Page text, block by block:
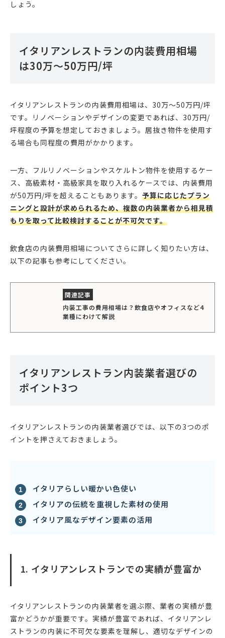
しょう。
イタリアンレストランの内装費用相場
は30万～50万円/坪
イタリアンレストランの内装費用相場は、30万～50万円/坪
です。リノベーションやデザインの変更であれば、30万円/
坪程度の予算を想定しておきましょう。居抜き物件を使用す
る場合も同程度の費用がかかります。
一方、フルリノベーションやスケルトン物件を使用するケー
ス、高級素材・高級家具を取り入れるケースでは、内装費用
が50万円/坪を超えることもあります。 予算に応じたプラン
ニングと設計が求められるため、複数の内装業者から相見積
もりを取って比較検討することが不可欠です。
飲食店の内装費用相場についてさらに詳しく知りたい方は、
以下の記事も参考にしてください。
内装工事の費用相場は？飲食店やオフィスなど4
業種にわけて解説
イタリアンレストラン内装業者選びの
ポイント3つ
イタリアンレストランの内装業者選びでは、以下の3つのポ
イントを押さえておきましょう。
イタリアらしい暖かい色使い
イタリアの伝統を重視した素材の使用
イタリア風なデザイン要素の活用
1. イタリアンレストランでの実績が豊富か
イタリアンレストランの内装業者を選ぶ際、業者の実績が豊
富かどうかが重要です。実績が豊富であれば、イタリアンレ
ストランの内装に不可欠な要素を理解し、適切なデザインの